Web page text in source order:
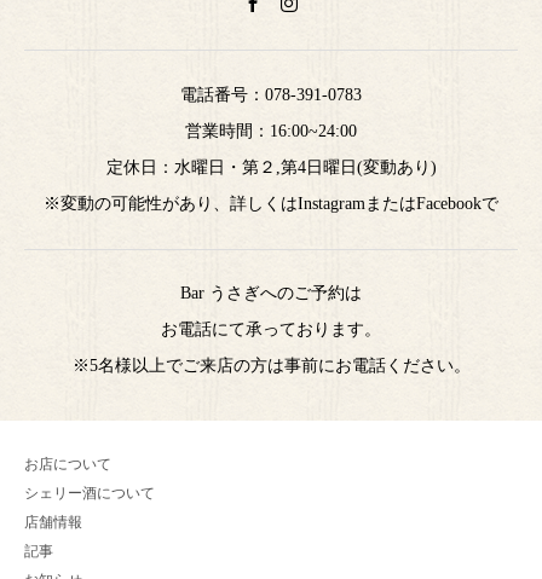
電話番号： 078-391-0783
営業時間：16:00~24:00
定休日：水曜日・第２,第4日曜日(変動あり)
※変動の可能性があり、詳しくはInstagramまたはFacebookで
Bar うさぎへのご予約は
お電話にて承っております。
※5名様以上でご来店の方は事前にお電話ください。
お店について
シェリー酒について
店舗情報
記事